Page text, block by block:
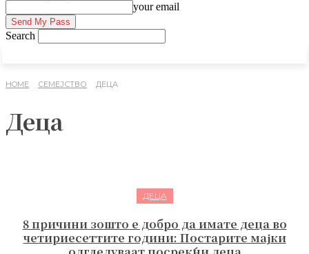
your email
Search
HOME СЕМЕЈСТВО ДЕЦА
Деца
ДЕЦА
8 причини зошто е добро да имате деца во
четириесеттите години: Постарите мајки